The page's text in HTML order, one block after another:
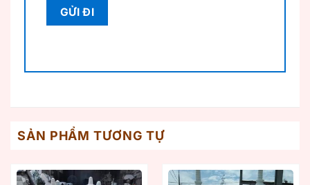
SẢN PHẨM TƯƠNG TỰ